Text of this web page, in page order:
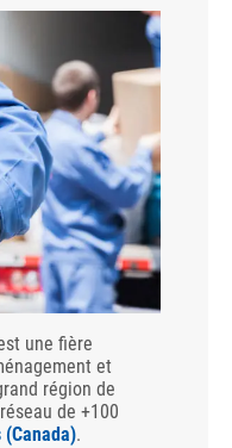
une fière
et
région de
de +100
.